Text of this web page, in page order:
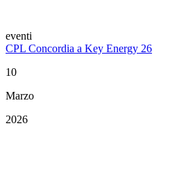
eventi
CPL Concordia a Key Energy 26
10
Marzo
2026